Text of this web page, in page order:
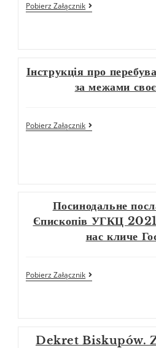
Pobierz Załącznik
Інструкція про
за межами
Pobierz Załącznik
Посинодальне
Єпископів УГКЦ 2021
нас кличе
Pobierz Załącznik
Dekret Biskupów.